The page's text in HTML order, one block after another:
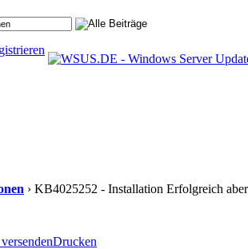
› KB4025252 - Installation Erfolgreich
Drucken